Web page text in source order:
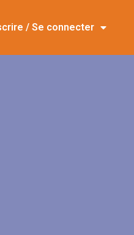
/ Se connecter